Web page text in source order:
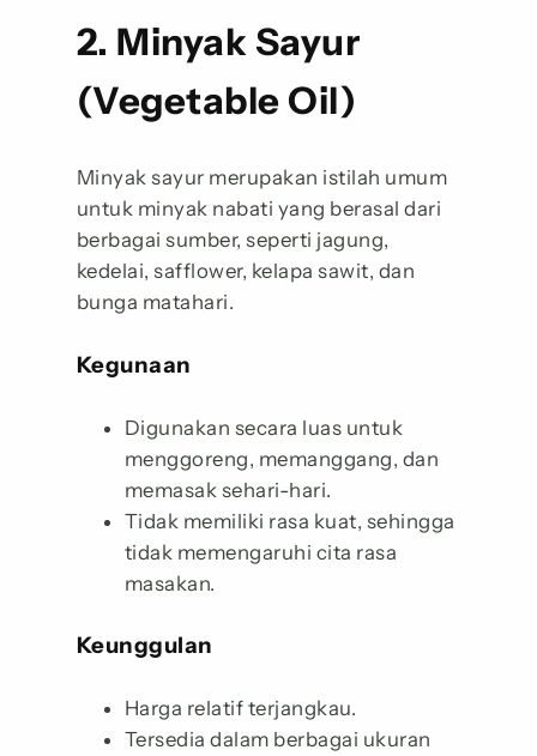
2. Minyak Sayur
(Vegetable Oil)
Minyak sayur merupakan istilah umum
untuk minyak nabati yang berasal dari
berbagai sumber, seperti jagung,
kedelai, safflower, kelapa sawit, dan
bunga matahari.
Kegunaan
Digunakan secara luas untuk
menggoreng, memanggang, dan
memasak sehari-hari.
Tidak memiliki rasa kuat, sehingga
tidak memengaruhi cita rasa
masakan.
Keunggulan
Harga relatif terjangkau.
Tersedia dalam berbagai ukuran